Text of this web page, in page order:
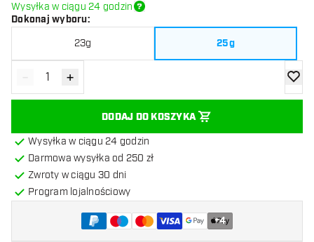
Wysyłka w ciągu 24 godzin
Dokonaj wyboru:
23g 25g
Zmniejsz ilość
- Zwiększ ilość
+
DODAJ DO KOSZYKA
Wysyłka w ciągu 24 godzin
Darmowa wysyłka od 250 zł
Zwroty w ciągu 30 dni
Program lojalnościowy
+4